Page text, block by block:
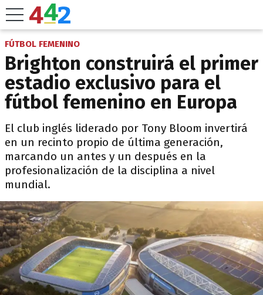
FÚTBOL FEMENINO
Brighton construirá el primer
estadio exclusivo para el
fútbol femenino en Europa
El club inglés liderado por Tony Bloom invertirá
en un recinto propio de última generación,
marcando un antes y un después en la
profesionalización de la disciplina a nivel
mundial.